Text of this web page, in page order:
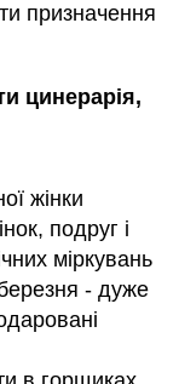
призначення
жінки
подруг і
міркувань
- дуже